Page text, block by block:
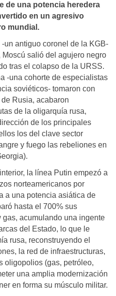
de una potencia heredera
en un agresivo
mundial.
un antiguo coronel de la KGB-
Moscú salió del agujero negro
tras el colapso de la URSS.
-una cohorte de especialistas
soviéticos- tomaron con
Rusia, acabaron
de la oligarquía rusa,
de los principales
los del clave sector
y fuego las rebeliones en
la línea Putin empezó a
norteamericanos por
a una potencia asiática de
hasta el 700% sus
acumulando una ingente
del Estado, lo que le
rusa, reconstruyendo el
la red de infraestructuras,
oligopolios (gas, petróleo,
una amplia modernización
en forma su músculo militar.